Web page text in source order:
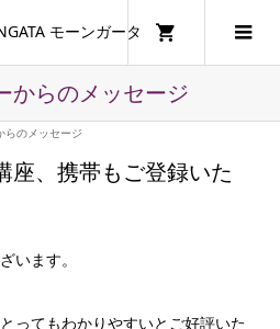
からのメッセージ
らのメッセージ
座、携帯もご登録いた
います。
ってもわかりやすいとご好評いた